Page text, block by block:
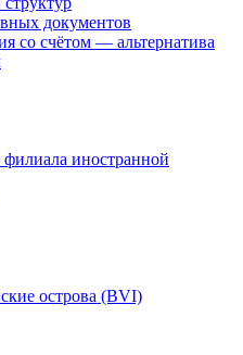
документов
со счётом — альтернатива
иностранной
острова (BVI)